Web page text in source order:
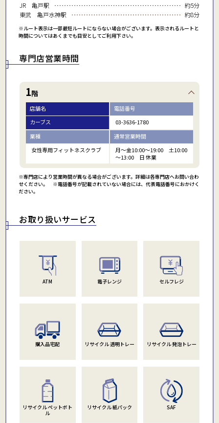
JR 亀戸駅
約5分
東武 亀戸水神駅
約8分
※ルート表示は一部最短ルートにならない場合がございます。表示されるルートと
時間についてはあくまでも目安としてご利用下さい。
専門店営業時間
1階
店舗名
カーブス
業種
女性専用フィットネスクラブ
電話番号
03-3636-1780
通常営業時間
月～金10:00～19:00 土10:00
～13:00 日 休業
※専門店により営業時間が異なる場合がございます。詳細は各専門店へお問い合わ
せください。 ※電話番号が記載されていない場合には、代表電話番号におかけく
ださい。
お取り扱いサービス
ATM 電子レンジ セルフレジ
購入品宅配 リサイクル 透明トレー リサイクル 発泡トレー
リサイクル ペットボト
ル
リサイクル 紙パック SAF